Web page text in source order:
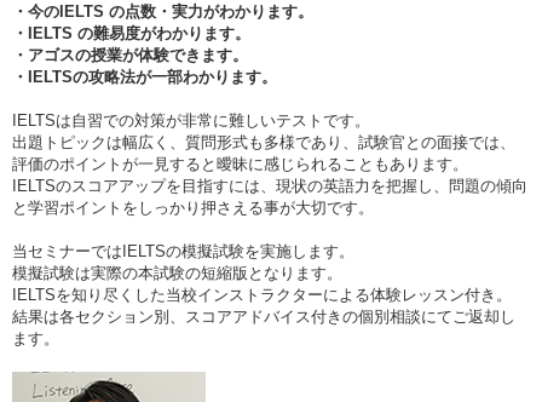
・今のIELTS の点数・実力がわかります。
・IELTS の難易度がわかります。
・アゴスの授業が体験できます。
・IELTSの攻略法が一部わかります。
IELTSは自習での対策が非常に難しいテストです。
出題トピックは幅広く、質問形式も多様であり、試験官との面接では、
評価のポイントが一見すると曖昧に感じられることもあります。
IELTSのスコアアップを目指すには、現状の英語力を把握し、問題の傾向
と学習ポイントをしっかり押さえる事が大切です。
当セミナーではIELTSの模擬試験を実施します。
模擬試験は実際の本試験の短縮版となります。
IELTSを知り尽くした当校インストラクターによる体験レッスン付き。
結果は各セクション別、スコアアドバイス付きの個別相談にてご返却し
ます。